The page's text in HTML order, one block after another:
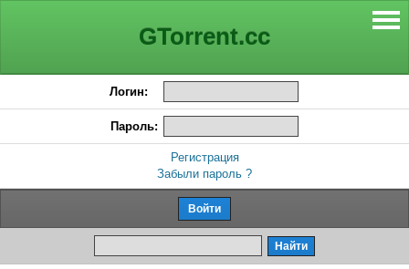
GTorrent.cc
Логин:
Пароль:
Регистрация
Забыли пароль ?